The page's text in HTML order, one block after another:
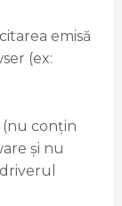
emisă
(ex:
(nu conțin
și nu